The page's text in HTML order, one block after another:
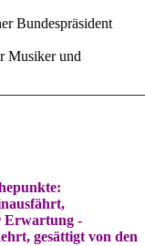
Bundespräsident
Musiker und
Erwartung -
gesättigt von den